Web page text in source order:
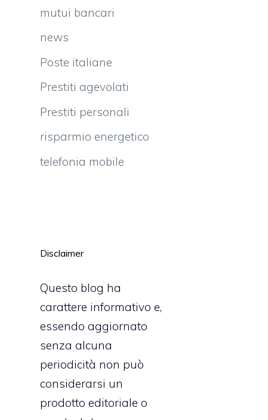
mutui bancari
news
Poste italiane
Prestiti agevolati
Prestiti personali
risparmio energetico
telefonia mobile
Disclaimer
Questo blog ha
carattere informativo e,
essendo aggiornato
senza alcuna
periodicità non può
considerarsi un
prodotto editoriale o